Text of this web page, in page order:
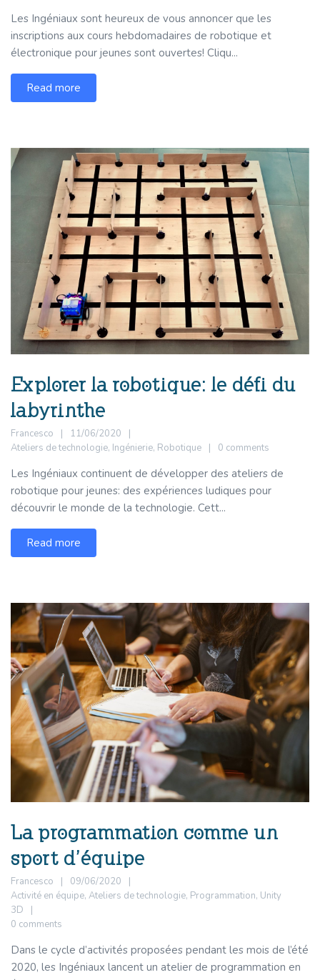
Les Ingéniaux sont heureux de vous annoncer que les
inscriptions aux cours hebdomadaires de robotique et
électronique pour jeunes sont ouvertes! Cliqu...
Read more
Explorer la robotique: le défi du
labyrinthe
Francesco
11/06/2020
Ateliers de technologie, Ingénierie, Robotique 0 comments
Les Ingéniaux continuent de développer des ateliers de
robotique pour jeunes: des expériences ludiques pour
découvrir le monde de la technologie. Cett...
Read more
La programmation comme un
sport d’équipe
Francesco
09/06/2020
Activité en équipe, Ateliers de technologie, Programmation, Unity
3D
0 comments
Dans le cycle d’activités proposées pendant les mois de l’été
2020, les Ingéniaux lancent un atelier de programmation en